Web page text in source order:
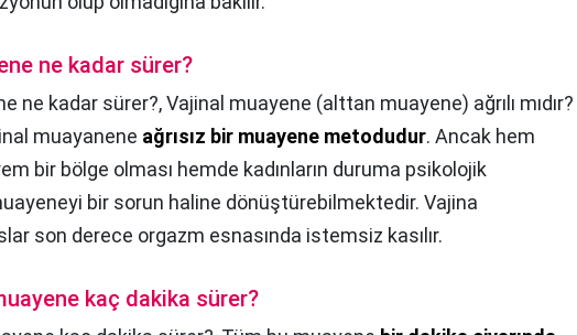
ne kadar sürer?
ne kadar sürer?,Vajinal muayene (alttan muayene) ağrılı mıdır?
muayanene ağrısız bir muayene metodudur. Ancak hem
bir bölge olması hemde kadınların duruma psikolojik
bir sorun haline dönüştürebilmektedir. Vajina
son derece orgazm esnasında istemsiz kasılır.
kaç dakika sürer?